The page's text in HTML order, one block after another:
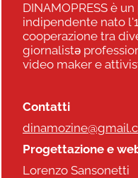
DINAMOPRESS è
indipendente nato
cooperazione tra
giornalistə
video maker e
Contatti
Progettazione e
Lorenzo Sansonetti